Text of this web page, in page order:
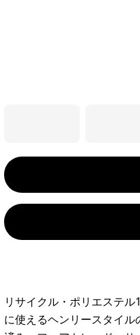
リサイクル・ポリエステ
に使えるヘンリースタイ